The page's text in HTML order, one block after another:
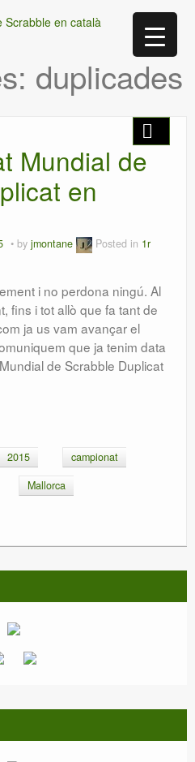
duplicades
Mundial de
en
by jmontane Posted in 1r
i no perdona ningú. Al
fins i tot allò que fa tant de
ja us vam avançar el
que ja tenim data
de Scrabble Duplicat
2015
campionat
Mallorca